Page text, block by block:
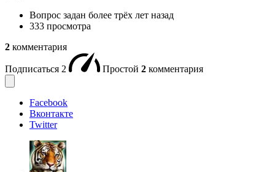
Вопрос задан более трёх лет назад
333 просмотра
2 комментария
Подписаться 2 Простой 2 комментария
Facebook
Вконтакте
Twitter